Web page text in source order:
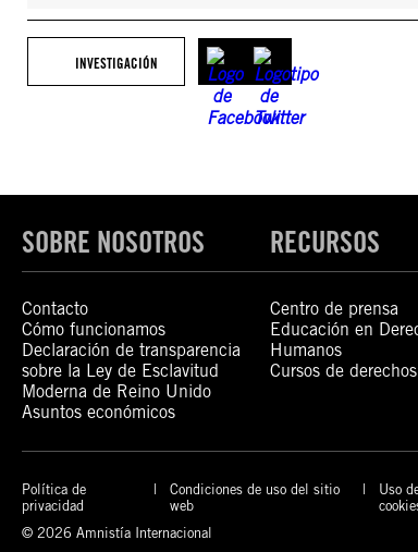
INVESTIGACIÓN
SOBRE NOSOTROS
Contacto
Cómo funcionamos
Declaración de transparencia
sobre la Ley de Esclavitud
Moderna de Reino Unido
Asuntos económicos
RECURSOS
Centro de prensa
Educación en
Humanos
Cursos de
Política de
privacidad
Condiciones de uso del sitio
web
Uso
© 2026 Amnistía Internacional